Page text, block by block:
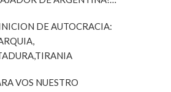
DE AUTOCRACIA:
VOS NUESTRO